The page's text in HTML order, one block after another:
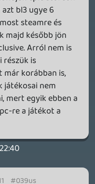
Az
a
egyszer
mikor
vajon
al,
mikor
az
lesznek
hogy
látom,